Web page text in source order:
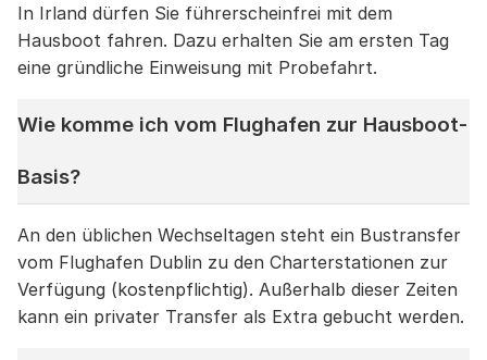
In Irland dürfen Sie führerscheinfrei mit dem
Hausboot fahren. Dazu erhalten Sie am ersten Tag
eine gründliche Einweisung mit Probefahrt.
Wie komme ich vom Flughafen zur Hausboot-
Basis?
An den üblichen Wechseltagen steht ein Bustransfer
vom Flughafen Dublin zu den Charterstationen zur
Verfügung (kostenpflichtig). Außerhalb dieser Zeiten
kann ein privater Transfer als Extra gebucht werden.